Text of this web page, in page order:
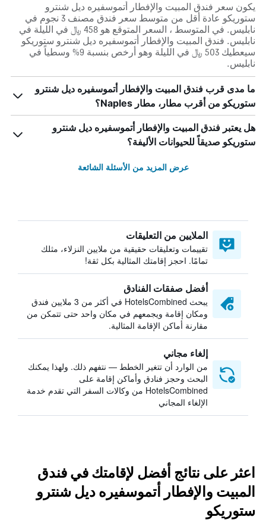
يكون سعر فندق المبيت والإفطار أتموسفيره ديل شنترو
ستوريكو عادة أقل من متوسط ​​سعر فندق مصنف 3 نجوم في
نابليس. في المتوسط ، السعر المتوقع هو 458 ﷼ في الليلة في
نابليس. فندق المبيت والإفطار أتموسفيره ديل شنترو ستوريكو
سيعطيك 503 ﷼ في الليلة وهو أرخص بنسبة 9% وسطياً في
نابليس.
ما مدى قرب فندق المبيت والإفطار أتموسفيره ديل شنترو
ستوريكو من أقرب مطار، مطار Naples؟
هل يعتبر فندق المبيت والإفطار أتموسفيره ديل شنترو
ستوريكو صديقاً للحيوانات الأليفة؟
عرض المزيد من الأسئلة الشائعة
الملايين من التعليقات
تقييمات وتعليقات حقيقية من ملايين النزلاء، مثلك
تمامًا. احجز إقامتك المثالية بكل ثقة!
أفضل صفقات الفنادق
يبحث HotelsCombined في أكثر من 3 ملايين فندق
ومكان إقامة ويجمعهم في مكان واحد حتى تتمكن من
مقارنة أماكن الإقامة المثالية.
إلغاء مجاني
من الوارد أن تتغير الخطط — نتفهم ذلك. ولهذا يمكنك
البحث وحجز فنادق وأماكن إقامة على
HotelsCombined من وكالات السفر التي تقدم خدمة
الإلغاء المجاني
اعثر على نتائج أفضل لإقامتك في فندق
المبيت والإفطار أتموسفيره ديل شنترو
ستوريكو